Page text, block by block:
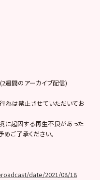
2週間のアーカイブ配信)
為は禁止させていただいてお
に起因する再生不良があった
ご了承ください。
date/2021/08/18